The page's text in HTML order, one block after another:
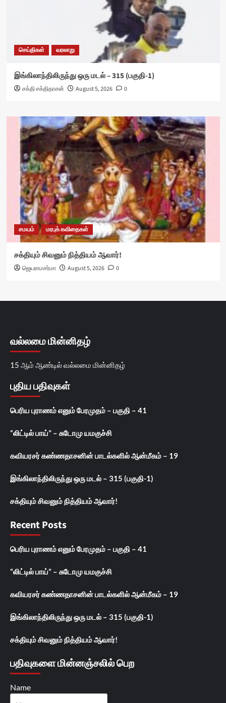
செய்திகள் வரலாறு
இங்கிலாந்திலிருந்து ஒரு மடல் – 315 (பகுதி-1)
சக்தி சக்திதாசன் August 5, 2026 0
சமயம் மரபுக் கவிதைகள்
சக்தியும் சிவனும் நித்தியம் ஆவார்!
ஜெயராமசர்மா August 5, 2026 0
வல்லமை மின்னிதழ்
15 ஆம் ஆண்டில் வல்லமை மின்னிதழ்
புதிய பதிவுகள்
பெரிய புராணம் எனும் பேரமுதம் – பகுதி – 41
“லிட்டில் பாய்” – சுடோமு யமகுச்சி
கவியரசர் கண்ணதாசனின் பாடல்களில் ஆன்மீகம் – 19
இங்கிலாந்திலிருந்து ஒரு மடல் – 315 (பகுதி-1)
சக்தியும் சிவனும் நித்தியம் ஆவார்!
Recent Posts
பெரிய புராணம் எனும் பேரமுதம் – பகுதி – 41
“லிட்டில் பாய்” – சுடோமு யமகுச்சி
கவியரசர் கண்ணதாசனின் பாடல்களில் ஆன்மீகம் – 19
இங்கிலாந்திலிருந்து ஒரு மடல் – 315 (பகுதி-1)
சக்தியும் சிவனும் நித்தியம் ஆவார்!
பதிவுகளை மின்னஞ்சலில் பெற
Name